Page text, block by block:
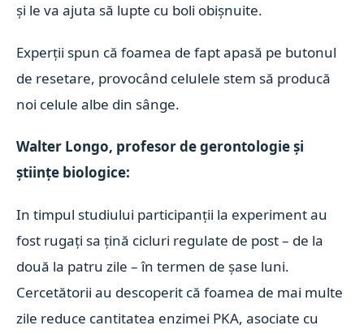
și le va ajuta să lupte cu boli obișnuite.
Experții spun că foamea de fapt apasă pe butonul
de resetare, provocând celulele stem să producă
noi celule albe din sânge.
Walter Longo, profesor de gerontologie și
științe biologice:
In timpul studiului participanții la experiment au
fost rugați sa țină cicluri regulate de post – de la
două la patru zile – în termen de șase luni.
Cercetătorii au descoperit că foamea de mai multe
zile reduce cantitatea enzimei PKA, asociate cu